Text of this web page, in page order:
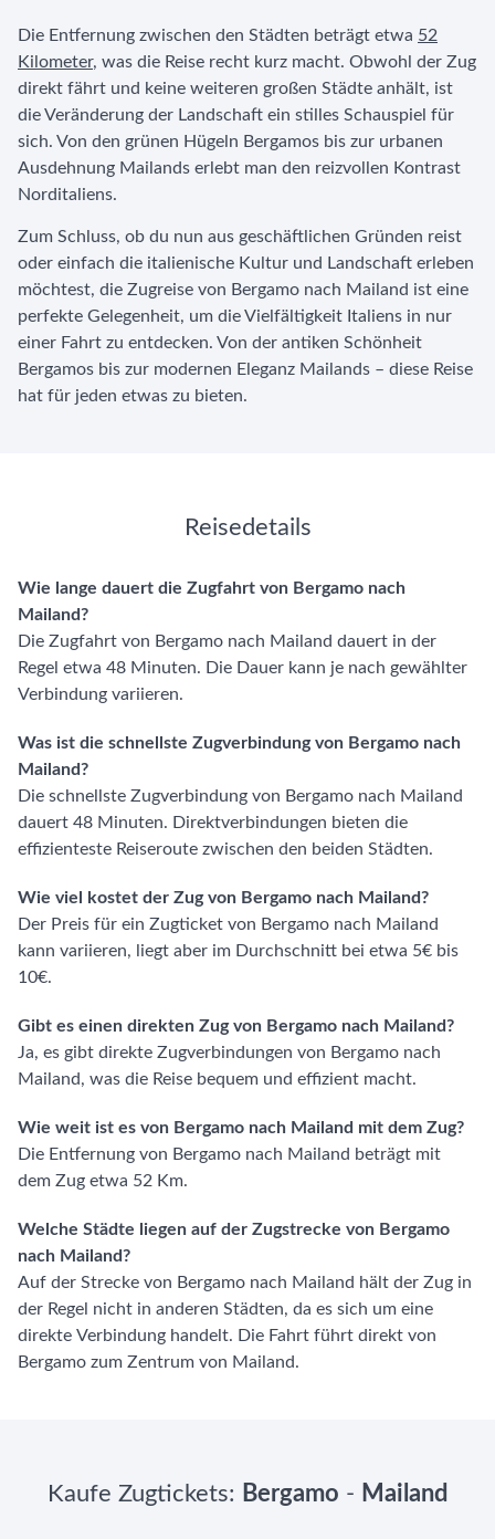
Die Entfernung zwischen den Städten beträgt etwa 52
Kilometer, was die Reise recht kurz macht. Obwohl der Zug
direkt fährt und keine weiteren großen Städte anhält, ist
die Veränderung der Landschaft ein stilles Schauspiel für
sich. Von den grünen Hügeln Bergamos bis zur urbanen
Ausdehnung Mailands erlebt man den reizvollen Kontrast
Norditaliens.
Zum Schluss, ob du nun aus geschäftlichen Gründen reist
oder einfach die italienische Kultur und Landschaft erleben
möchtest, die Zugreise von Bergamo nach Mailand ist eine
perfekte Gelegenheit, um die Vielfältigkeit Italiens in nur
einer Fahrt zu entdecken. Von der antiken Schönheit
Bergamos bis zur modernen Eleganz Mailands – diese Reise
hat für jeden etwas zu bieten.
Reisedetails
Wie lange dauert die Zugfahrt von Bergamo nach
Mailand?
Die Zugfahrt von Bergamo nach Mailand dauert in der
Regel etwa 48 Minuten. Die Dauer kann je nach gewählter
Verbindung variieren.
Was ist die schnellste Zugverbindung von Bergamo nach
Mailand?
Die schnellste Zugverbindung von Bergamo nach Mailand
dauert 48 Minuten. Direktverbindungen bieten die
effizienteste Reiseroute zwischen den beiden Städten.
Wie viel kostet der Zug von Bergamo nach Mailand?
Der Preis für ein Zugticket von Bergamo nach Mailand
kann variieren, liegt aber im Durchschnitt bei etwa 5€ bis
10€.
Gibt es einen direkten Zug von Bergamo nach Mailand?
Ja, es gibt direkte Zugverbindungen von Bergamo nach
Mailand, was die Reise bequem und effizient macht.
Wie weit ist es von Bergamo nach Mailand mit dem Zug?
Die Entfernung von Bergamo nach Mailand beträgt mit
dem Zug etwa 52 Km.
Welche Städte liegen auf der Zugstrecke von Bergamo
nach Mailand?
Auf der Strecke von Bergamo nach Mailand hält der Zug in
der Regel nicht in anderen Städten, da es sich um eine
direkte Verbindung handelt. Die Fahrt führt direkt von
Bergamo zum Zentrum von Mailand.
Kaufe Zugtickets: Bergamo - Mailand